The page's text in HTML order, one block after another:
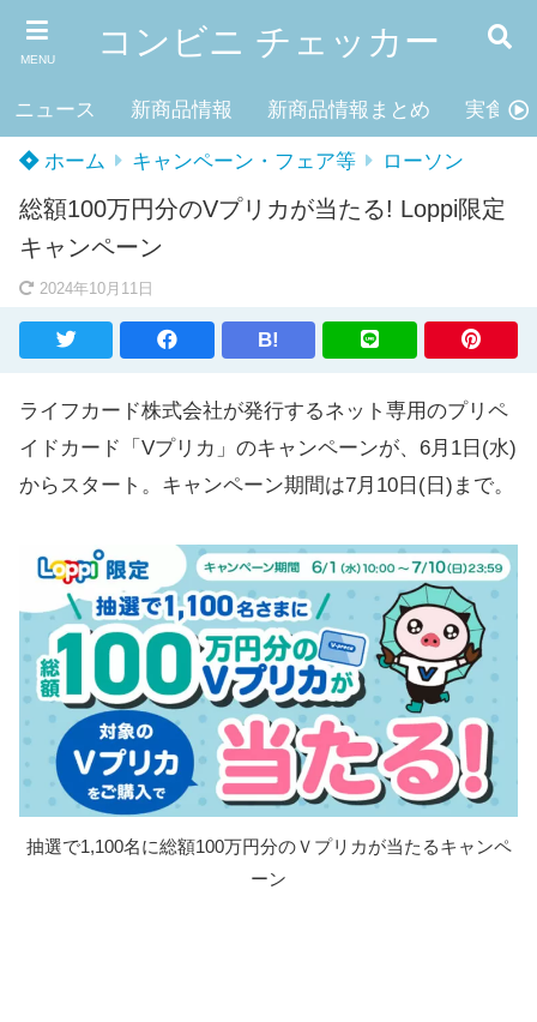
MENU コンビニ チェッカー
ニュース 新商品情報 新商品情報まとめ 実食レ
ホーム キャンペーン・フェア等 ローソン
総額100万円分のVプリカが当たる! Loppi限定
キャンペーン
2024年10月11日
B!
ライフカード株式会社が発行するネット専用のプリペ
イドカード「Vプリカ」のキャンペーンが、6月1日(水)
からスタート。キャンペーン期間は7月10日(日)まで。
抽選で1,100名に総額100万円分のＶプリカが当たるキャンペ
ーン